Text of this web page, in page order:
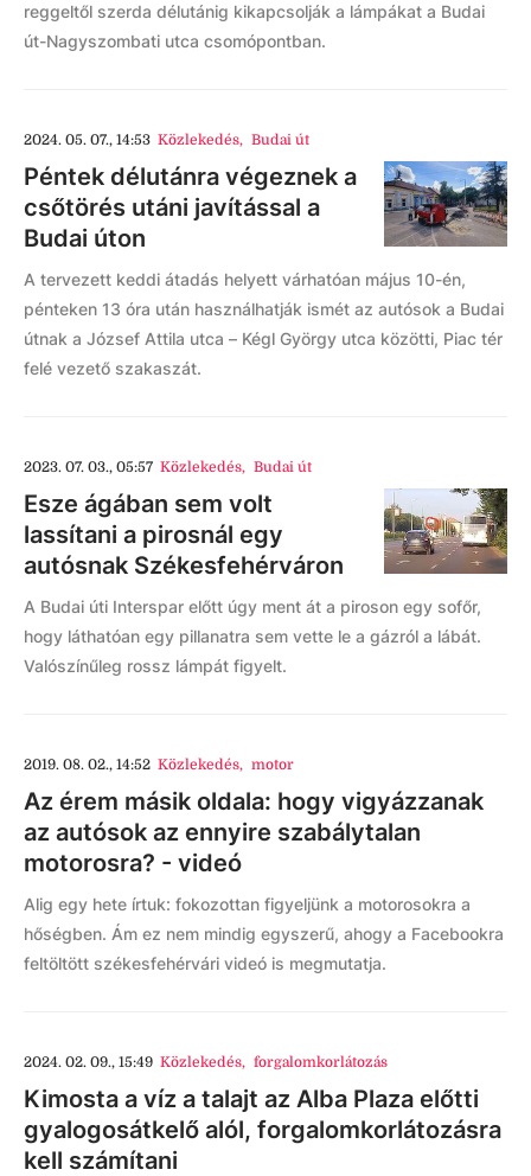
reggeltől szerda délutánig kikapcsolják a lámpákat a Budai
út-Nagyszombati utca csomópontban.
2024. 05. 07., 14:53 Közlekedés, Budai út
Péntek délutánra végeznek a
csőtörés utáni javítással a
Budai úton
A tervezett keddi átadás helyett várhatóan május 10-én,
pénteken 13 óra után használhatják ismét az autósok a Budai
útnak a József Attila utca – Kégl György utca közötti, Piac tér
felé vezető szakaszát.
2023. 07. 03., 05:57 Közlekedés, Budai út
Esze ágában sem volt
lassítani a pirosnál egy
autósnak Székesfehérváron
A Budai úti Interspar előtt úgy ment át a piroson egy sofőr,
hogy láthatóan egy pillanatra sem vette le a gázról a lábát.
Valószínűleg rossz lámpát figyelt.
2019. 08. 02., 14:52 Közlekedés, motor
Az érem másik oldala: hogy vigyázzanak
az autósok az ennyire szabálytalan
motorosra? - videó
Alig egy hete írtuk: fokozottan figyeljünk a motorosokra a
hőségben. Ám ez nem mindig egyszerű, ahogy a Facebookra
feltöltött székesfehérvári videó is megmutatja.
2024. 02. 09., 15:49 Közlekedés, forgalomkorlátozás
Kimosta a víz a talajt az Alba Plaza előtti
gyalogosátkelő alól, forgalomkorlátozásra
kell számítani